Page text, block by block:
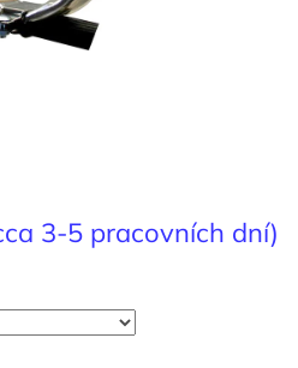
3-5 pracovních dní)